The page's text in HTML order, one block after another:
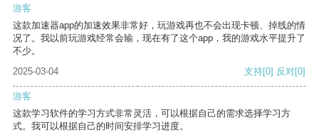
游客
这款加速器app的加速效果非常好，玩游戏再也不会出现卡顿、掉线的情
况了。我以前玩游戏经常会输，现在有了这个app，我的游戏水平提升了
不少。
2025-03-04
支持[0] 反对[0]
游客
这款学习软件的学习方式非常灵活，可以根据自己的需求选择学习方
式。我可以根据自己的时间安排学习进度。